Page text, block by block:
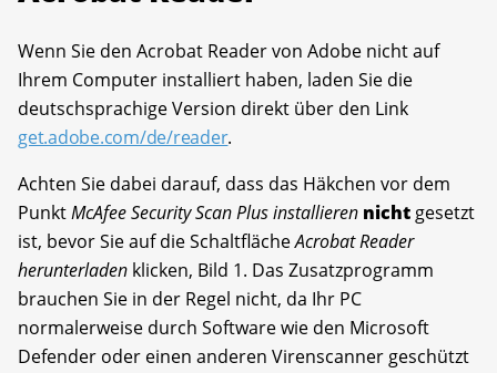
Wenn Sie den Acrobat Reader von Adobe nicht auf
Ihrem Computer installiert haben, laden Sie die
deutschsprachige Version direkt über den Link
get.adobe.com/de/reader.
Achten Sie dabei darauf, dass das Häkchen vor dem
PunktMcAfee Security Scan Plus installieren nicht gesetzt
ist, bevor Sie auf die SchaltflächeAcrobat Reader
herunterladen klicken, Bild 1. Das Zusatzprogramm
brauchen Sie in der Regel nicht, da Ihr PC
normalerweise durch Software wie den Microsoft
Defender oder einen anderen Virenscanner geschützt